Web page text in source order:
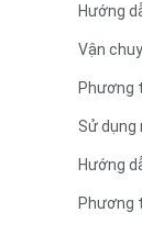
Hướng
Vận
Phương
Sử dụng
Hướng
Phương